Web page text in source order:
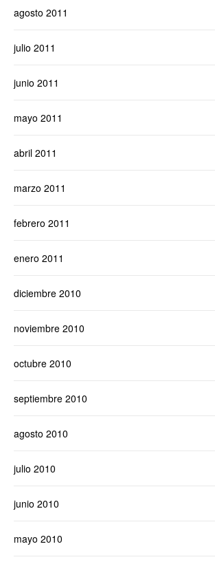
agosto 2011
julio 2011
junio 2011
mayo 2011
abril 2011
marzo 2011
febrero 2011
enero 2011
diciembre 2010
noviembre 2010
octubre 2010
septiembre 2010
agosto 2010
julio 2010
junio 2010
mayo 2010